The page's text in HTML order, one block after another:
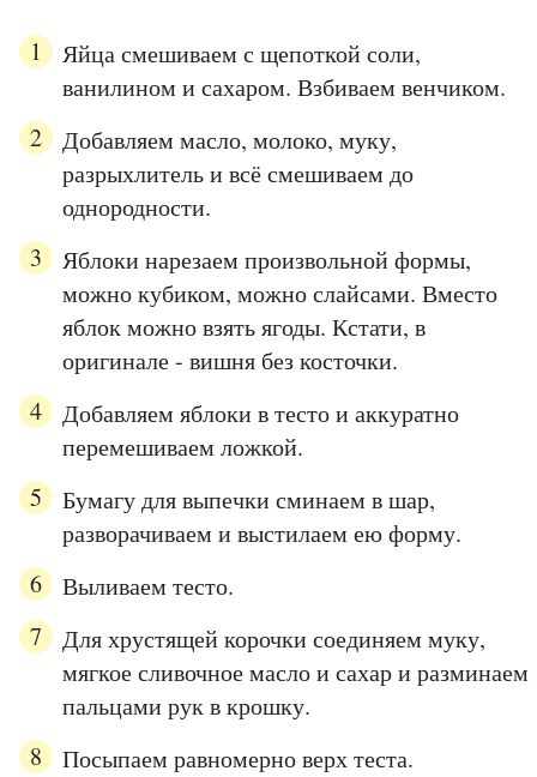
Яйца смешиваем с щепоткой соли,
ванилином и сахаром. Взбиваем венчиком.
Добавляем масло, молоко, муку,
разрыхлитель и всё смешиваем до
однородности.
Яблоки нарезаем произвольной формы,
можно кубиком, можно слайсами. Вместо
яблок можно взять ягоды. Кстати, в
оригинале - вишня без косточки.
Добавляем яблоки в тесто и аккуратно
перемешиваем ложкой.
Бумагу для выпечки сминаем в шар,
разворачиваем и выстилаем ею форму.
Выливаем тесто.
Для хрустящей корочки соединяем муку,
мягкое сливочное масло и сахар и разминаем
пальцами рук в крошку.
Посыпаем равномерно верх теста.